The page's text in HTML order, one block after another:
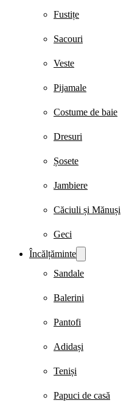
Fustițe
Sacouri
Veste
Pijamale
Costume de baie
Dresuri
Șosete
Jambiere
Căciuli și Mănuși
Geci
Încălțăminte
Sandale
Balerini
Pantofi
Adidași
Teniși
Papuci de casă